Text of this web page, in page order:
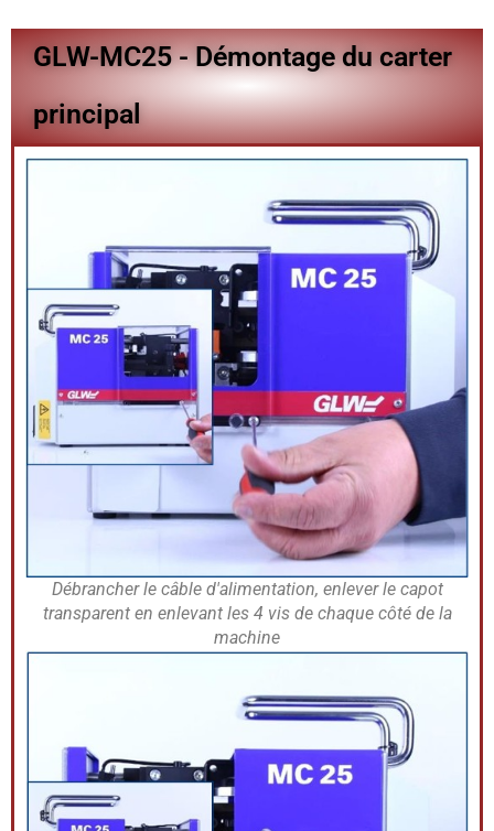
GLW-MC25 - Démontage du carter
principal
Débrancher le câble d'alimentation, enlever le capot
transparent en enlevant les 4 vis de chaque côté de la
machine